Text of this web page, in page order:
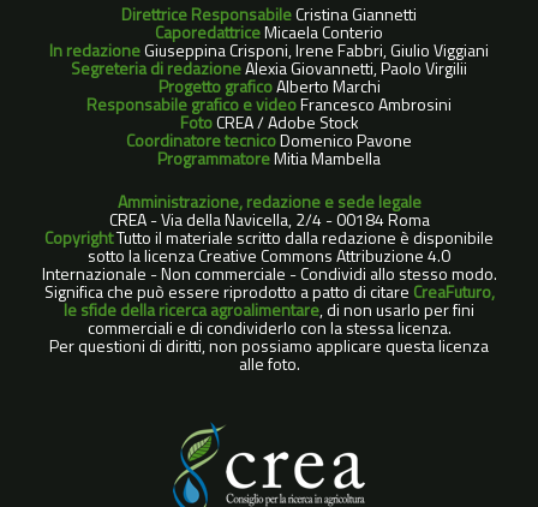
Direttrice ResponsabileCristina Giannetti
CaporedattriceMicaela Conterio
In redazioneGiuseppina Crisponi, Irene Fabbri, Giulio Viggiani
Segreteria di redazioneAlexia Giovannetti, Paolo Virgilii
Progetto graficoAlberto Marchi
Responsabile grafico e videoFrancesco Ambrosini
FotoCREA / Adobe Stock
Coordinatore tecnicoDomenico Pavone
ProgrammatoreMitia Mambella
Amministrazione, redazione e sede legale
CREA - Via della Navicella, 2/4 - 00184 Roma
CopyrightTutto il materiale scritto dalla redazione è disponibile
sotto la licenza Creative Commons Attribuzione 4.0
Internazionale - Non commerciale - Condividi allo stesso modo.
Significa che può essere riprodotto a patto di citare CreaFuturo,
le sfide della ricerca agroalimentare, di non usarlo per fini
commerciali e di condividerlo con la stessa licenza.
Per questioni di diritti, non possiamo applicare questa licenza
alle foto.